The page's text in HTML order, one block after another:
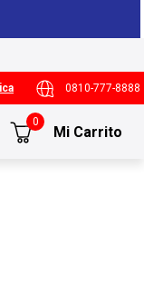
0810-777-8888
0